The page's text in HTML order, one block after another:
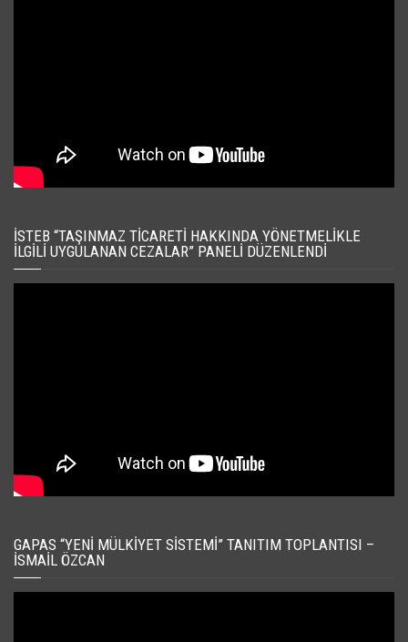
İSTEB “TAŞINMAZ TICARETI HAKKINDA YÖNETMELIKLE
İLGILI UYGULANAN CEZALAR” PANELI DÜZENLENDI
GAPAS “YENI MÜLKIYET SISTEMI” TANITIM TOPLANTISI –
İSMAIL ÖZCAN